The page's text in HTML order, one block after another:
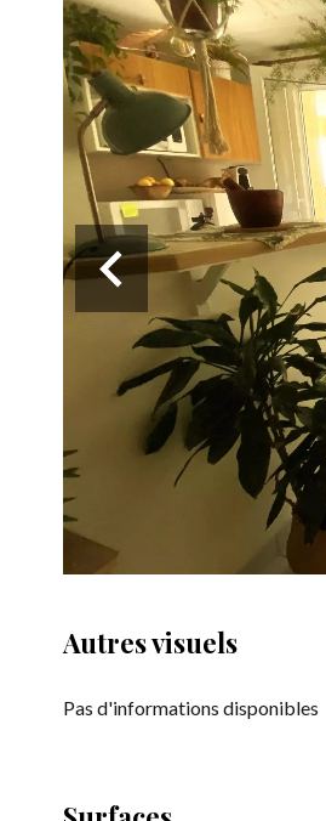
Autres visuels
Pas d'informations disponibles